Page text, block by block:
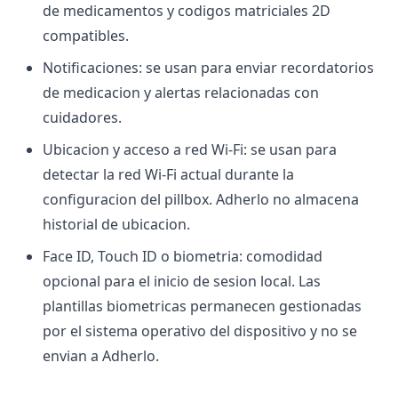
de medicamentos y codigos matriciales 2D
compatibles.
Notificaciones: se usan para enviar recordatorios
de medicacion y alertas relacionadas con
cuidadores.
Ubicacion y acceso a red Wi-Fi: se usan para
detectar la red Wi-Fi actual durante la
configuracion del pillbox. Adherlo no almacena
historial de ubicacion.
Face ID, Touch ID o biometria: comodidad
opcional para el inicio de sesion local. Las
plantillas biometricas permanecen gestionadas
por el sistema operativo del dispositivo y no se
envian a Adherlo.